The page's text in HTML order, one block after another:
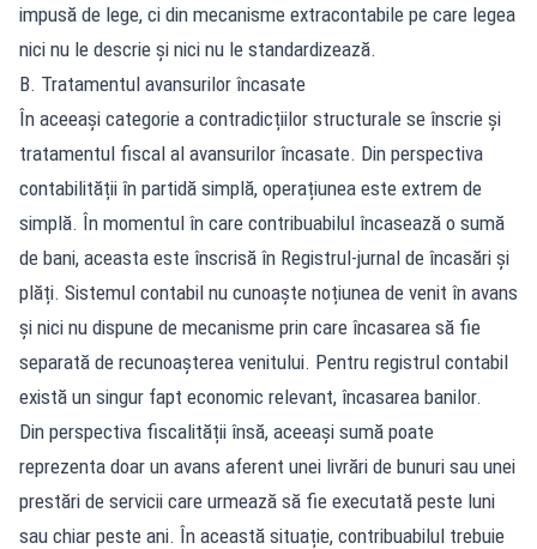
impusă de lege, ci din mecanisme extracontabile pe care legea
nici nu le descrie și nici nu le standardizează.
B. Tratamentul avansurilor încasate
În aceeași categorie a contradicțiilor structurale se înscrie și
tratamentul fiscal al avansurilor încasate. Din perspectiva
contabilității în partidă simplă, operațiunea este extrem de
simplă. În momentul în care contribuabilul încasează o sumă
de bani, aceasta este înscrisă în Registrul-jurnal de încasări și
plăți. Sistemul contabil nu cunoaște noțiunea de venit în avans
și nici nu dispune de mecanisme prin care încasarea să fie
separată de recunoașterea venitului. Pentru registrul contabil
există un singur fapt economic relevant, încasarea banilor.
Din perspectiva fiscalității însă, aceeași sumă poate
reprezenta doar un avans aferent unei livrări de bunuri sau unei
prestări de servicii care urmează să fie executată peste luni
sau chiar peste ani. În această situație, contribuabilul trebuie